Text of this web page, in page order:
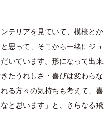
テリアを見ていて、模様と
思って、そこから一緒にジュ
いています。形になって出
たうれしさ・喜びは変わら
る方々の気持ちも考えて、
と思います」と、さらなる飛